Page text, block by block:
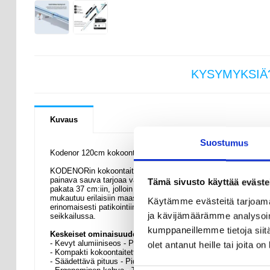
Suostumus
Tämä sivusto käyttää
Käytämme evästeitä
ja kävijämäärämme
kumppaneillemme tietoja
olet antanut heille tai joita
Kuvaus
Kodenor 120cm kokoontaitettava retkeilykeppi - kevyt 4-
KODENORin kokoontaitettava retkeilykeppi on kevyt ja
painava sauva tarjoaa vakautta ja tukea lisäämättä
pakata 37 cm:iin, jolloin se on helppo kuljettaa ja säilyttää
mukautuu erilaisiin maastoihin ja käyttäjän pituuksiin, ja
erinomaisesti patikointiin, retkeilyyn, vuorikiipeilyyn tai
seikkailussa.
Keskeiset ominaisuudet ja tekniset tiedot
- Kevyt alumiiniseos - Painaa vain 180 g väsymättömään
- Kompakti kokoontaitettava muotoilu - 4-osainen rakenne
- Säädettävä pituus - Pidentyy jopa 120cm:iin, jotta se sopii eri